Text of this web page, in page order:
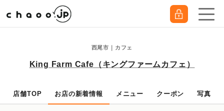
西尾市｜カフェ
King Farm Cafe（キングファームカフェ）
店舗TOP お店の新着情報 メニュー クーポン 写真